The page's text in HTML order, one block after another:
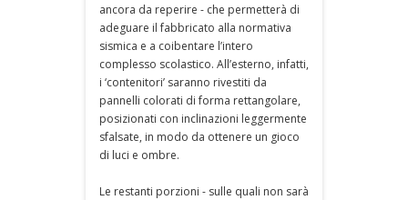
ancora da reperire - che permetterà di
adeguare il fabbricato alla normativa
sismica e a coibentare l’intero
complesso scolastico. All’esterno, infatti,
i ‘contenitori’ saranno rivestiti da
pannelli colorati di forma rettangolare,
posizionati con inclinazioni leggermente
sfalsate, in modo da ottenere un gioco
di luci e ombre.
Le restanti porzioni - sulle quali non sarà